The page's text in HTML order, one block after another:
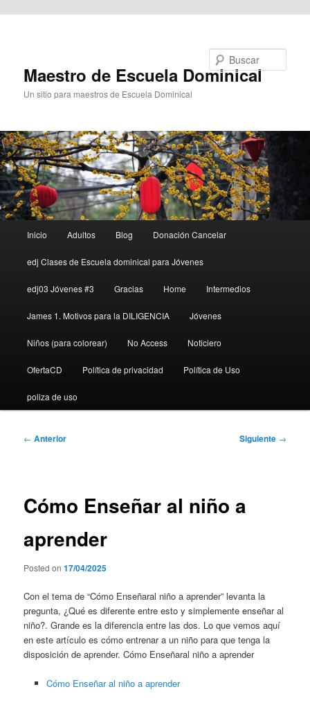
Maestro de Escuela Dominical
Un sitio para maestros de Escuela Dominical
principal
Inicio Adultos Blog Donación Cancelar
edj Clases de Escuela dominical para Jóvenes
edj03 Jóvenes #3 Gracias Home Intermedios
James 1. Motivos para la DILIGENCIA Jóvenes
Niños (para colorear) No Access Noticiero
OfertaCD Política de privacidad Política de Uso
poliza de uso
Navegación
← Anterior Siguiente →
Cómo Enseñar al niño a
aprender
Posted on17/04/2025
Con el tema de “Cómo Enseñaral niño a aprender” levanta la
pregunta, ¿Qué es diferente entre esto y simplemente enseñar al
niño?. Grande es la diferencia entre las dos. Lo que vemos aquí
en este artículo es cómo entrenar a un niño para que tenga la
disposición de aprender. Cómo Enseñaral niño a aprender
Cómo Enseñar al niño a aprender